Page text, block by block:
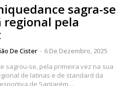
sagra-se
regional pela
De Cister - 6 De Dezembro, 2025
sagrou-se, pela primeira vez na sua
de latinas e de standard da
de Santarém....